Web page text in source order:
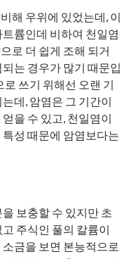
해 우위에 있었는데, 이
륨인데 비하여 천일염
로 더 쉽게 조해 되거
는 경우가 많기 때문입
쓰기 위해선 오랜 기
데, 암염은 그 기간이
을 수 있고, 천일염이
성 때문에 암염보다는
보충할 수 있지만 초
주식인 풀의 칼륨이
금을 보면 본능적으로